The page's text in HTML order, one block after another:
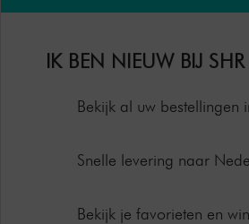
IK BEN NIEUW BIJ
Bekijk al uw bestellingen
Snelle levering naar
Bekijk je favorieten en